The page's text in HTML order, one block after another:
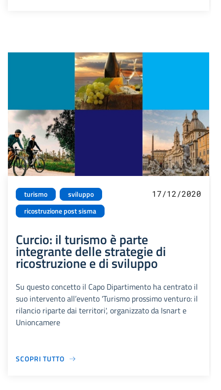
turismo
sviluppo
ricostruzione post sisma
17/12/2020
Curcio: il turismo è parte
integrante delle strategie di
ricostruzione e di sviluppo
Su questo concetto il Capo Dipartimento ha centrato il
suo intervento all’evento 'Turismo prossimo venturo: il
rilancio riparte dai territori', organizzato da Isnart e
Unioncamere
SCOPRI TUTTO